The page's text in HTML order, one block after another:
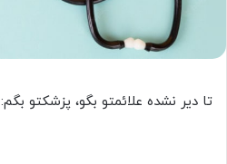
تا دیر نشده علائمتو بگو، پزشکتو بگم: